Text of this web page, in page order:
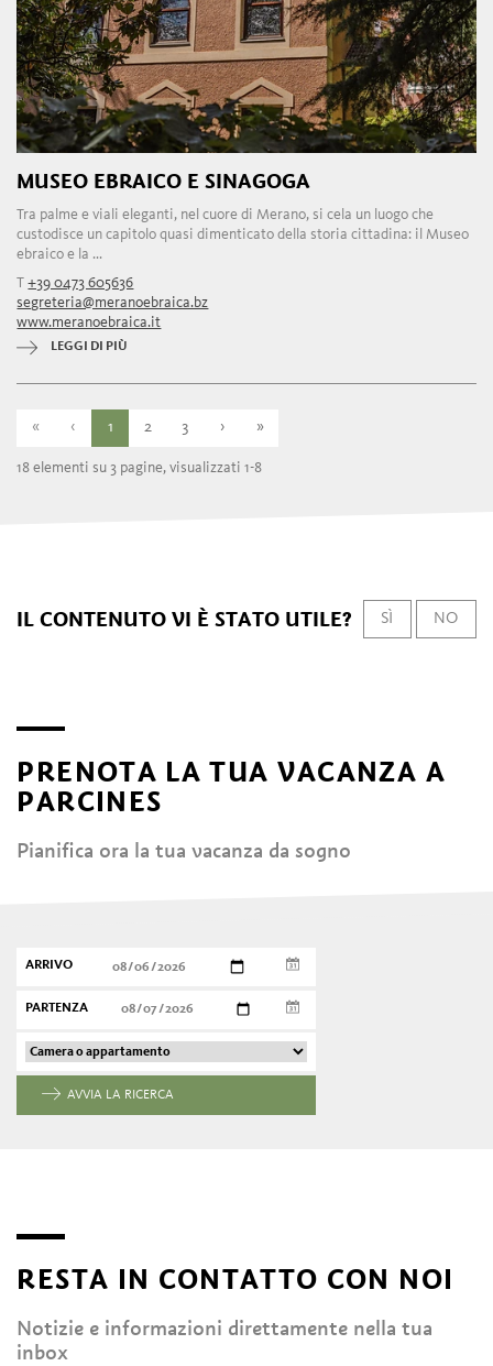
MUSEO EBRAICO E SINAGOGA
Tra palme e viali eleganti, nel cuore di Merano, si cela un luogo che
custodisce un capitolo quasi dimenticato della storia cittadina: il Museo
ebraico e la ...
T+39 0473 605636
segreteria@meranoebraica.bz
www.meranoebraica.it
LEGGI DI PIÙ
« ‹ 1 2 3 › »
18 elementi su 3 pagine, visualizzati 1-8
IL CONTENUTO VI È STATO UTILE? SÌ NO
PRENOTA LA TUA VACANZA A
PARCINES
Pianifica ora la tua vacanza da sogno
ARRIVO
PARTENZA
AVVIA LA RICERCA
RESTA IN CONTATTO CON NOI
Notizie e informazioni direttamente nella tua
inbox